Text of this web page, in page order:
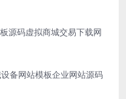
源码虚拟商城交易下载网
备网站模板企业网站源码